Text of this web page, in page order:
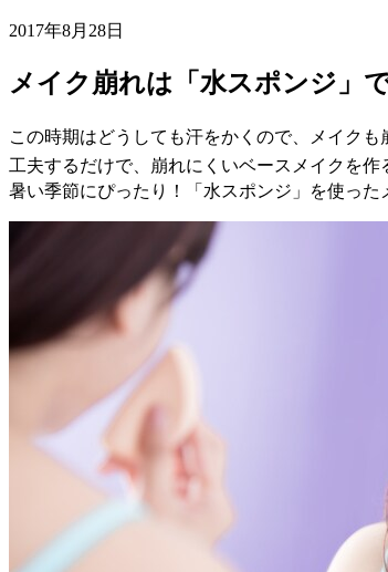
2017年8月28日
メイク崩れは「水スポンジ」
この時期はどうしても汗をかくので、メイク
工夫するだけで、崩れにくいベースメイクを作
暑い季節にぴったり！「水スポンジ」を使った